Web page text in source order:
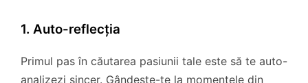
1. Auto-reflecția
Primul pas în căutarea pasiunii tale este să te auto-
analizezi sincer. Gândește-te la momentele din